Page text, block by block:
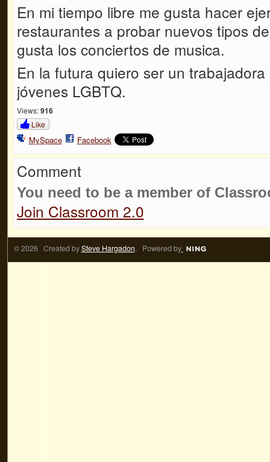
En mi tiempo libre me gusta hacer
restaurantes a probar nuevos tipos
gusta los conciertos de musica.
En la futura quiero ser un
jóvenes LGBTQ.
Views: 916
Like
MySpace Facebook
Comment
You need to be a member of
Join Classroom 2.0
© 2026 Created bySteve Hargadon. Powered by